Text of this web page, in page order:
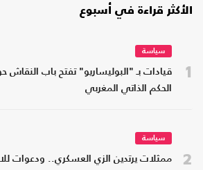
الأكثر قراءة في أسبوع
1
سياسة
قيادات بـ "البوليساريو" تفتح باب النقاش
الحكم الذاتي المغربي
2
سياسة
ممثلات يرتدين الزي العسكري.. ودعوات